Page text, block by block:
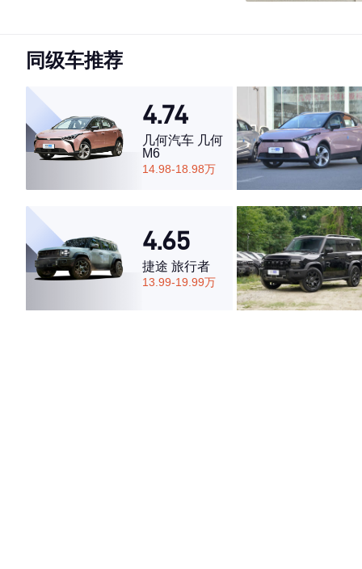
4.73
·外观表现较为优秀，优于50%同级车
·内饰表现较为优秀，优于87%同级车
·空间表现较为优秀，优于71%同级车
同级车推荐
4.74
几何汽车 几何
M6
14.98-18.98万
4.65
捷途 旅行者
13.99-19.99万